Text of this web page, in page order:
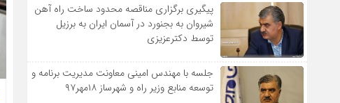
پیگیری برگزاری مناقصه محدود ساخت راه آهن
شیروان به بجنورد در آسمان ایران به برزیل
توسط دکترعزیزی
جلسه با مهندس امینی معاونت مدیریت برنامه و
توسعه منابع وزیر راه و شهرساز ۱۸مهر۹۷